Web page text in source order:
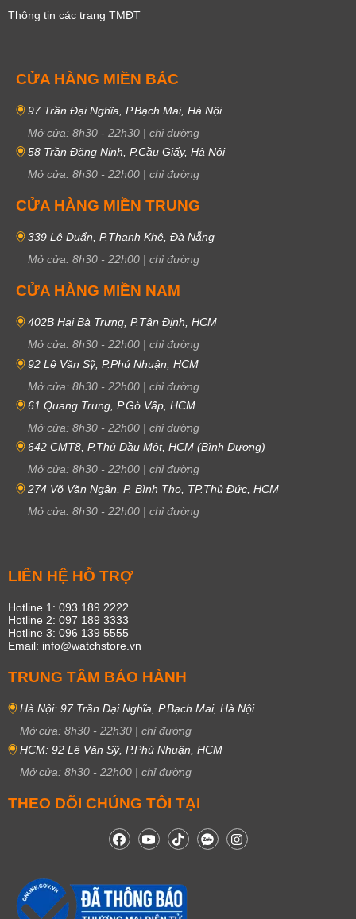
Thông tin các trang TMĐT
CỬA HÀNG MIỀN BẮC
97 Trần Đại Nghĩa, P.Bạch Mai, Hà Nội
Mở cửa: 8h30 - 22h30 | chỉ đường
58 Trần Đăng Ninh, P.Cầu Giấy, Hà Nội
Mở cửa: 8h30 - 22h00 | chỉ đường
CỬA HÀNG MIỀN TRUNG
339 Lê Duẩn, P.Thanh Khê, Đà Nẵng
Mở cửa: 8h30 - 22h00 | chỉ đường
CỬA HÀNG MIỀN NAM
402B Hai Bà Trưng, P.Tân Định, HCM
Mở cửa: 8h30 - 22h00 | chỉ đường
92 Lê Văn Sỹ, P.Phú Nhuận, HCM
Mở cửa: 8h30 - 22h00 | chỉ đường
61 Quang Trung, P.Gò Vấp, HCM
Mở cửa: 8h30 - 22h00 | chỉ đường
642 CMT8, P.Thủ Dầu Một, HCM (Bình Dương)
Mở cửa: 8h30 - 22h00 | chỉ đường
274 Võ Văn Ngân, P. Bình Thọ, TP.Thủ Đức, HCM
Mở cửa: 8h30 - 22h00 | chỉ đường
LIÊN HỆ HỖ TRỢ
Hotline 1: 093 189 2222
Hotline 2: 097 189 3333
Hotline 3: 096 139 5555
Email: info@watchstore.vn
TRUNG TÂM BẢO HÀNH
Hà Nội: 97 Trần Đại Nghĩa, P.Bạch Mai, Hà Nội
Mở cửa: 8h30 - 22h30 | chỉ đường
HCM: 92 Lê Văn Sỹ, P.Phú Nhuận, HCM
Mở cửa: 8h30 - 22h00 | chỉ đường
THEO DÕI CHÚNG TÔI TẠI